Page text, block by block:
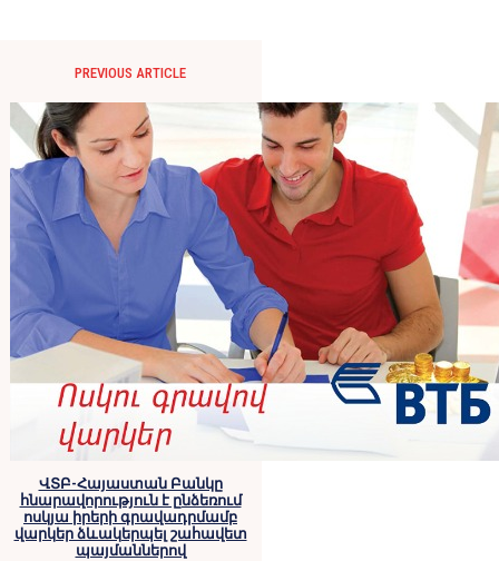
PREVIOUS ARTICLE
ՎՏԲ-Հայաստան Բանկը
հնարավորություն է ընձեռում
ոսկյա իրերի գրավադրմամբ
վարկեր ձևակերպել շահավետ
պայմաններով